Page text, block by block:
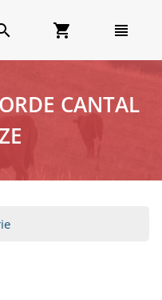
shopping_cart view_headline
CANTAL